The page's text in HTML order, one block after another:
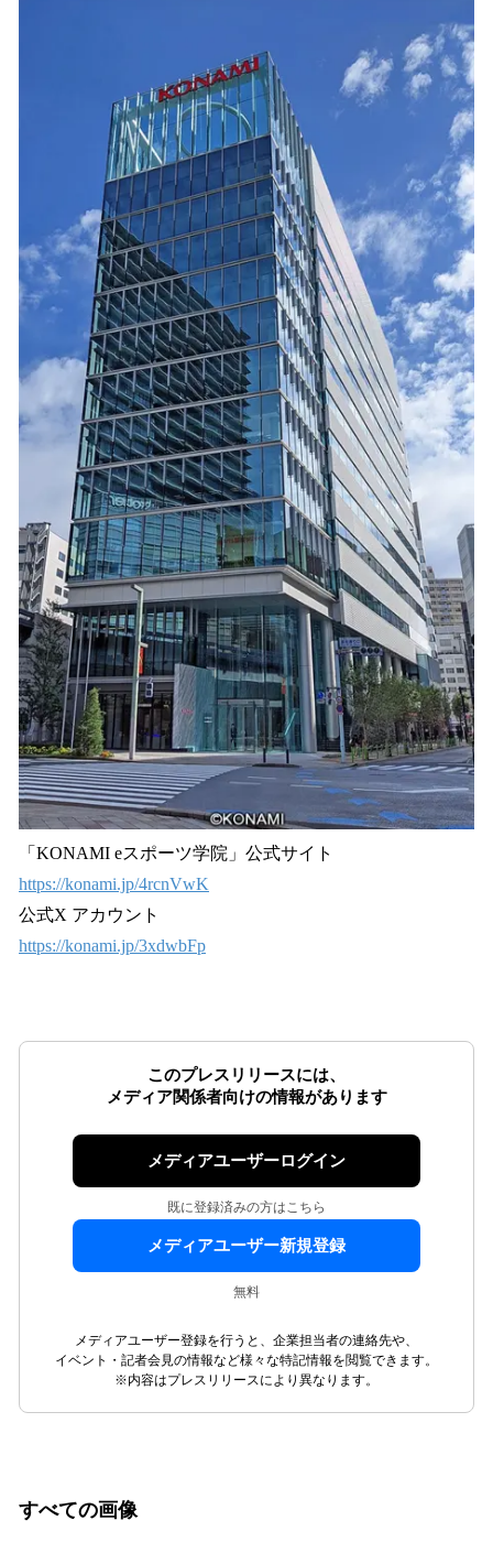
「KONAMI eスポーツ学院」公式サイト
https://konami.jp/4rcnVwK
公式X アカウント
https://konami.jp/3xdwbFp
このプレスリリースには、
メディア関係者向けの情報があります
メディアユーザーログイン
既に登録済みの方はこちら
メディアユーザー新規登録
無料
メディアユーザー登録を行うと、企業担当者の連絡先や、
イベント・記者会見の情報など様々な特記情報を閲覧できます。
※内容はプレスリリースにより異なります。
すべての画像